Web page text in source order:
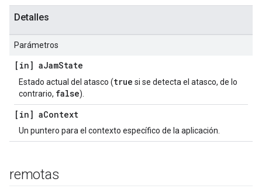
Detalles
Parámetros
[in] aJamState
Estado actual del atasco (true si se detecta el atasco, de lo
contrario, false).
[in] aContext
Un puntero para el contexto específico de la aplicación.
remotas